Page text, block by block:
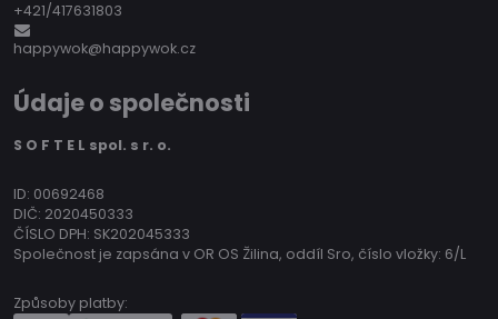
+421/417631803
happywok@happywok.cz
Údaje o společnosti
S O F T E L spol. s r. o.
ID: 00692468
DIČ: 2020450333
ČÍSLO DPH: SK202045333
Společnost je zapsána v OR OS Žilina, oddíl Sro, číslo vložky: 6/L
Způsoby platby: